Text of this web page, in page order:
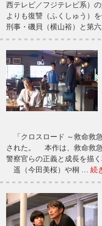
西テレビ／フジテレビ系）
よりも復讐（ふくしゅう）
刑事・磯貝（横山裕）と第
「クロスロード ～救命救
された。 本作は、救命救急
警察官らの正義と成長を描
遥（今田美桜）や桐 … 続